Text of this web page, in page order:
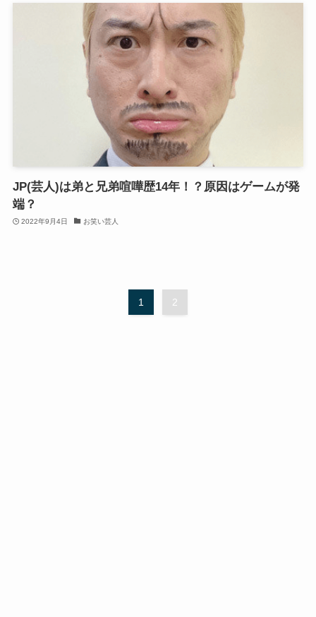
JP(芸人)は弟と兄弟喧嘩歴14年！？原因はゲームが発
端？
2022年9月4日 お笑い芸人
1 2